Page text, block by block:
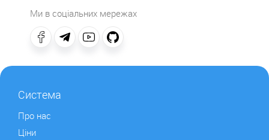
Система
Про нас
Ціни
Ми в соціальних мережах